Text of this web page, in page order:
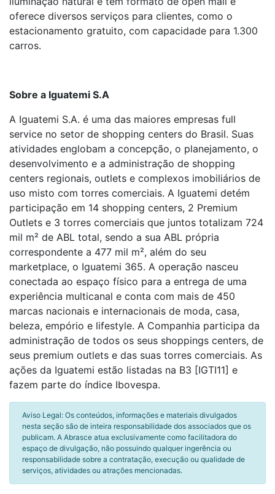
oferece diversos serviços para clientes, como o
estacionamento gratuito, com capacidade para 1.300
carros.
Sobre a Iguatemi S.A
A Iguatemi S.A. é uma das maiores empresas full
service no setor de shopping centers do Brasil. Suas
atividades englobam a concepção, o planejamento, o
desenvolvimento e a administração de shopping
centers regionais, outlets e complexos imobiliários de
uso misto com torres comerciais. A Iguatemi detém
participação em 14 shopping centers, 2 Premium
Outlets e 3 torres comerciais que juntos totalizam 724
mil m² de ABL total, sendo a sua ABL própria
correspondente a 477 mil m², além do seu
marketplace, o Iguatemi 365. A operação nasceu
conectada ao espaço físico para a entrega de uma
experiência multicanal e conta com mais de 450
marcas nacionais e internacionais de moda, casa,
beleza, empório e lifestyle. A Companhia participa da
administração de todos os seus shoppings centers, de
seus premium outlets e das suas torres comerciais. As
ações da Iguatemi estão listadas na B3 [IGTI11] e
fazem parte do índice Ibovespa.
Aviso Legal: Os conteúdos, informações e materiais divulgados
nesta seção são de inteira responsabilidade dos associados que os
publicam. A Abrasce atua exclusivamente como facilitadora do
espaço de divulgação, não possuindo qualquer ingerência ou
responsabilidade sobre a contratação, execução ou qualidade de
serviços, atividades ou atrações mencionadas.